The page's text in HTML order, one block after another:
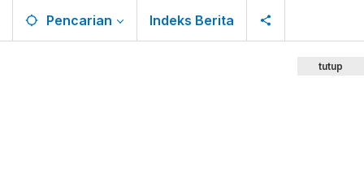
Pencarian Indeks Berita
tutup